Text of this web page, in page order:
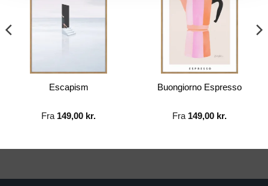
Escapism
Fra 149,00 kr.
Buongiorno Espresso
Fra 149,00 kr.